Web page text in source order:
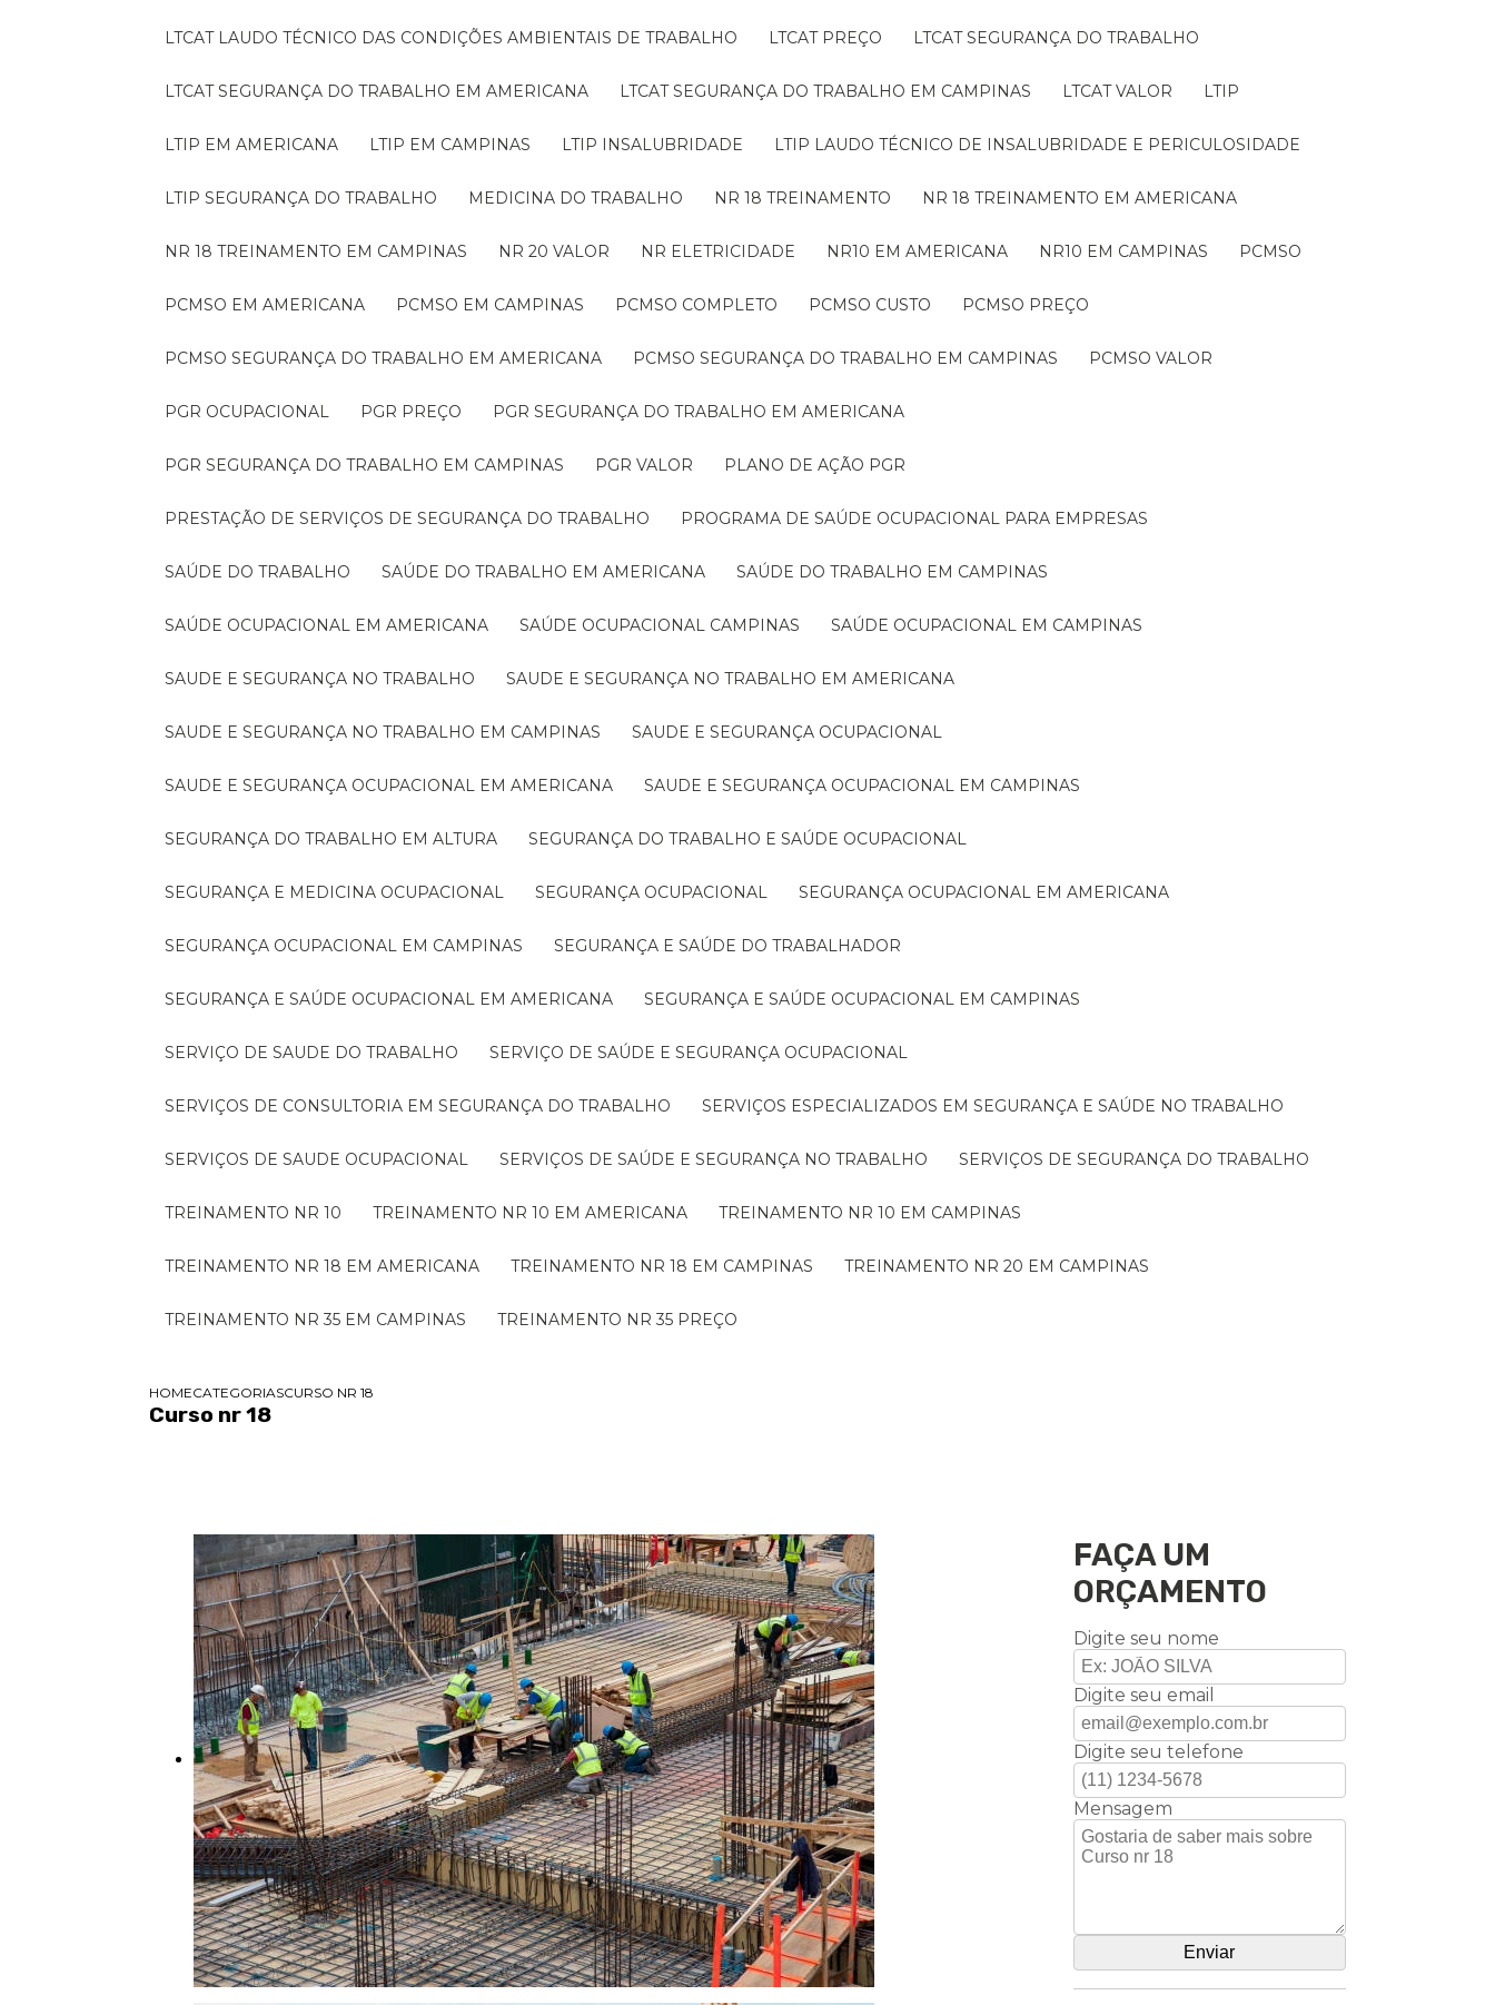
LTCAT LAUDO TÉCNICO DAS CONDIÇÕES AMBIENTAIS DE TRABALHO LTCAT PREÇO LTCAT SEGURANÇA DO TRABALHO
LTCAT SEGURANÇA DO TRABALHO EM AMERICANA LTCAT SEGURANÇA DO TRABALHO EM CAMPINAS LTCAT VALOR LTIP
LTIP EM AMERICANA LTIP EM CAMPINAS LTIP INSALUBRIDADE LTIP LAUDO TÉCNICO DE INSALUBRIDADE E PERICULOSIDADE
LTIP SEGURANÇA DO TRABALHO MEDICINA DO TRABALHO NR 18 TREINAMENTO NR 18 TREINAMENTO EM AMERICANA
NR 18 TREINAMENTO EM CAMPINAS NR 20 VALOR NR ELETRICIDADE NR10 EM AMERICANA NR10 EM CAMPINAS PCMSO
PCMSO EM AMERICANA PCMSO EM CAMPINAS PCMSO COMPLETO PCMSO CUSTO PCMSO PREÇO
PCMSO SEGURANÇA DO TRABALHO EM AMERICANA PCMSO SEGURANÇA DO TRABALHO EM CAMPINAS PCMSO VALOR
PGR OCUPACIONAL PGR PREÇO PGR SEGURANÇA DO TRABALHO EM AMERICANA
PGR SEGURANÇA DO TRABALHO EM CAMPINAS PGR VALOR PLANO DE AÇÃO PGR
PRESTAÇÃO DE SERVIÇOS DE SEGURANÇA DO TRABALHO PROGRAMA DE SAÚDE OCUPACIONAL PARA EMPRESAS
SAÚDE DO TRABALHO SAÚDE DO TRABALHO EM AMERICANA SAÚDE DO TRABALHO EM CAMPINAS
SAÚDE OCUPACIONAL EM AMERICANA SAÚDE OCUPACIONAL CAMPINAS SAÚDE OCUPACIONAL EM CAMPINAS
SAUDE E SEGURANÇA NO TRABALHO SAUDE E SEGURANÇA NO TRABALHO EM AMERICANA
SAUDE E SEGURANÇA NO TRABALHO EM CAMPINAS SAUDE E SEGURANÇA OCUPACIONAL
SAUDE E SEGURANÇA OCUPACIONAL EM AMERICANA SAUDE E SEGURANÇA OCUPACIONAL EM CAMPINAS
SEGURANÇA DO TRABALHO EM ALTURA SEGURANÇA DO TRABALHO E SAÚDE OCUPACIONAL
SEGURANÇA E MEDICINA OCUPACIONAL SEGURANÇA OCUPACIONAL SEGURANÇA OCUPACIONAL EM AMERICANA
SEGURANÇA OCUPACIONAL EM CAMPINAS SEGURANÇA E SAÚDE DO TRABALHADOR
SEGURANÇA E SAÚDE OCUPACIONAL EM AMERICANA SEGURANÇA E SAÚDE OCUPACIONAL EM CAMPINAS
SERVIÇO DE SAUDE DO TRABALHO SERVIÇO DE SAÚDE E SEGURANÇA OCUPACIONAL
SERVIÇOS DE CONSULTORIA EM SEGURANÇA DO TRABALHO SERVIÇOS ESPECIALIZADOS EM SEGURANÇA E SAÚDE NO TRABALHO
SERVIÇOS DE SAUDE OCUPACIONAL SERVIÇOS DE SAÚDE E SEGURANÇA NO TRABALHO SERVIÇOS DE SEGURANÇA DO TRABALHO
TREINAMENTO NR 10 TREINAMENTO NR 10 EM AMERICANA TREINAMENTO NR 10 EM CAMPINAS
TREINAMENTO NR 18 EM AMERICANA TREINAMENTO NR 18 EM CAMPINAS TREINAMENTO NR 20 EM CAMPINAS
TREINAMENTO NR 35 EM CAMPINAS TREINAMENTO NR 35 PREÇO
HOMECATEGORIASCURSO NR 18
Curso nr 18
FAÇA UM
ORÇAMENTO
Digite seu nome
Digite seu email
Digite seu telefone
Mensagem